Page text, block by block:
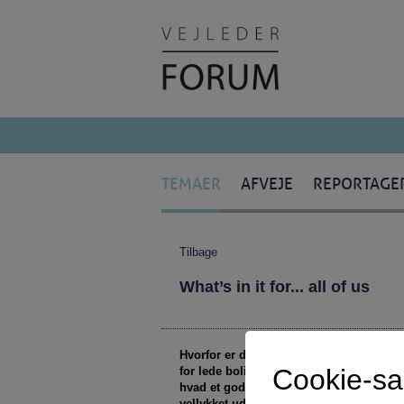
TEMAER AFVEJE
Tilbage
What’s in it for... all of us
Hvorfor er der ikke rift om
for lede bolighajer. Belærende boomer-
hvad et godt uddannelsesvalg er – og
Cookie-